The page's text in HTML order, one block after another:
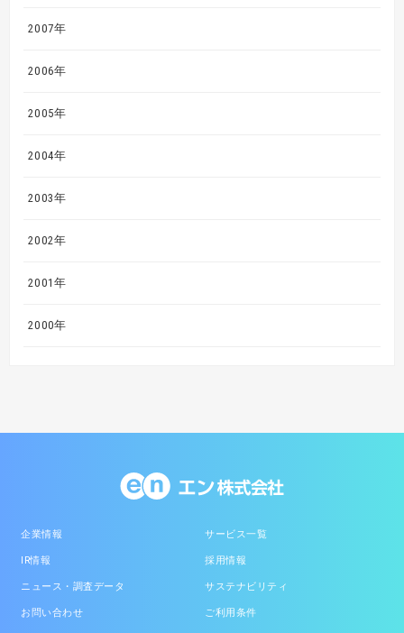
2007年
2006年
2005年
2004年
2003年
2002年
2001年
2000年
企業情報 サービス一覧
IR情報 採用情報
ニュース・調査データ サステナビリティ
お問い合わせ ご利用条件